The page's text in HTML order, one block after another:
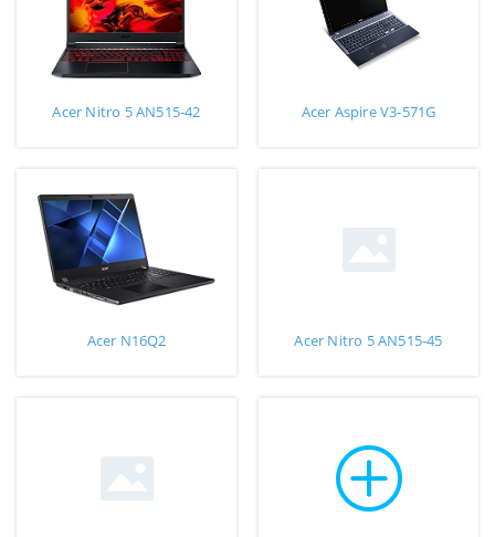
Acer Nitro 5 AN515-42 Acer Aspire V3-571G
Acer N16Q2 Acer Nitro 5 AN515-45